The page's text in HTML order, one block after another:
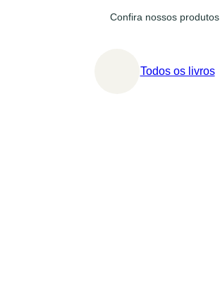
Confira nossos produtos
Todos os livros